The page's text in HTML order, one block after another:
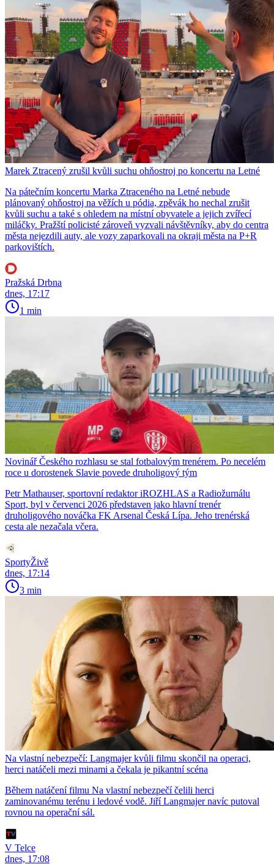
Marek Ztracený zrušil kvůli suchu ohňostroj po koncertu na Letné
Na pátečním koncertu Marka Ztraceného na Letné nebude
plánovaný ohňostroj na věžích u pódia, zpěvák ho nechal zrušit
kvůli suchu a také s ohledem na místní obyvatele a jejich zvířecí
miláčky. Pražští policisté zároveň vyzvali návštěvníky, aby do centra
města nejezdili auty, ale vozy zaparkovali na okraji města na P+R
parkovištích.
Pražská Drbna
dnes, 17:17
1 min
Novinář Českého rozhlasu se stal fotbalovým trenérem. Po necelém
roce u dorostenek Slavie povede druholigový tým
Petr Mathauser, sportovní redaktor iROZHLAS a Radiožurnálu
Sport, byl v červenci 2026 představen jako hlavní trenér
druholigového nováčka FK Arsenal Česká Lípa. Jeho trenérská
cesta ale nezačala včera.
SportyŽivě
dnes, 17:14
3 min
Na vlastní nebezpečí: Langmajer kvůli filmu skončil na operaci,
herci natáčeli mezi minami a čekala je pikantní scéna
Během natáčení filmu Na vlastní nebezpečí čelili herci
zaminovanému terénu i ledové vodě. Jiří Langmajer navíc putoval
rovnou na operační sál.
V Telce
dnes, 17:08